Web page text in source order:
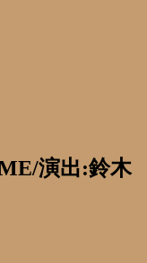
演出:鈴木